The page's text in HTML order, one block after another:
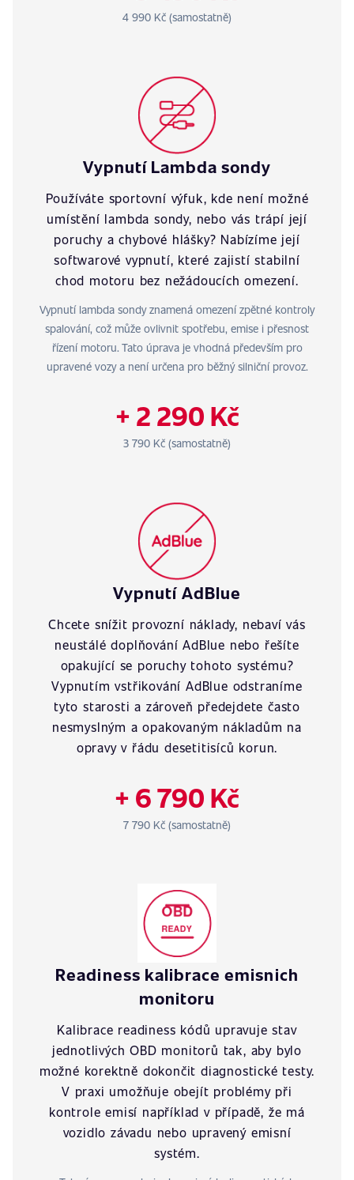
4 990 Kč (samostatně)
Vypnutí Lambda sondy
Používáte sportovní výfuk, kde není možné
umístění lambda sondy, nebo vás trápí její
poruchy a chybové hlášky? Nabízíme její
softwarové vypnutí, které zajistí stabilní
chod motoru bez nežádoucích omezení.
Vypnutí lambda sondy znamená omezení zpětné kontroly
spalování, což může ovlivnit spotřebu, emise i přesnost
řízení motoru. Tato úprava je vhodná především pro
upravené vozy a není určena pro běžný silniční provoz.
+ 2 290 Kč
3 790 Kč (samostatně)
Vypnutí AdBlue
Chcete snížit provozní náklady, nebaví vás
neustálé doplňování AdBlue nebo řešíte
opakující se poruchy tohoto systému?
Vypnutím vstřikování AdBlue odstraníme
tyto starosti a zároveň předejdete často
nesmyslným a opakovaným nákladům na
opravy v řádu desetitisíců korun.
+ 6 790 Kč
7 790 Kč (samostatně)
Readiness kalibrace emisnich
monitoru
Kalibrace readiness kódů upravuje stav
jednotlivých OBD monitorů tak, aby bylo
možné korektně dokončit diagnostické testy.
V praxi umožňuje obejít problémy při
kontrole emisí například v případě, že má
vozidlo závadu nebo upravený emisní
systém.